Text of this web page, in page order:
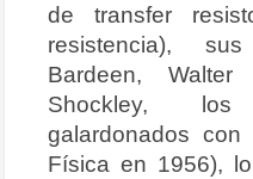
de transfer
resistencia),
Bardeen,
Shockley,
galardonados
Física en 1956),